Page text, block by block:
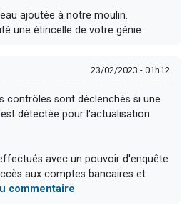
ajoutée à notre moulin.
une étincelle de votre génie.
23/02/2023 - 01h12
contrôles sont déclenchés si une
détectée pour l'actualisation
avec un pouvoir d'enquête
aux comptes bancaires et
commentaire